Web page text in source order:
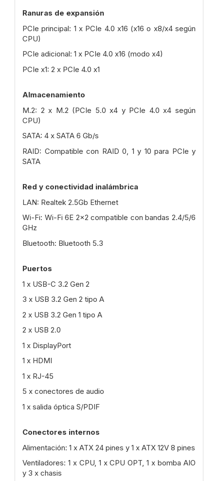
Ranuras de expansión
PCIe principal: 1 x PCIe 4.0 x16 (x16 o x8/x4 según
CPU)
PCIe adicional: 1 x PCIe 4.0 x16 (modo x4)
PCIe x1: 2 x PCIe 4.0 x1
Almacenamiento
M.2: 2 x M.2 (PCIe 5.0 x4 y PCIe 4.0 x4 según
CPU)
SATA: 4 x SATA 6 Gb/s
RAID: Compatible con RAID 0, 1 y 10 para PCIe y
SATA
Red y conectividad inalámbrica
LAN: Realtek 2.5Gb Ethernet
Wi-Fi: Wi-Fi 6E 2x2 compatible con bandas 2.4/5/6
GHz
Bluetooth: Bluetooth 5.3
Puertos
1 x USB-C 3.2 Gen 2
3 x USB 3.2 Gen 2 tipo A
2 x USB 3.2 Gen 1 tipo A
2 x USB 2.0
1 x DisplayPort
1 x HDMI
1 x RJ-45
5 x conectores de audio
1 x salida óptica S/PDIF
Conectores internos
Alimentación: 1 x ATX 24 pines y 1 x ATX 12V 8 pines
Ventiladores: 1 x CPU, 1 x CPU OPT, 1 x bomba AIO
y 3 x chasis